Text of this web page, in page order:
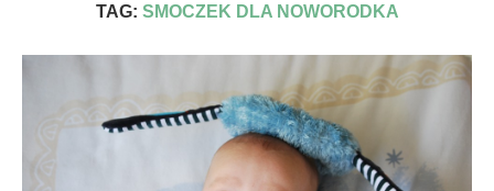
TAG: SMOCZEK DLA NOWORODKA